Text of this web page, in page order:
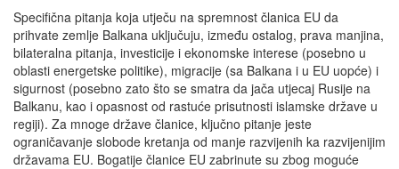
Specifična pitanja koja utječu na spremnost članica EU da
prihvate zemlje Balkana uključuju, između ostalog, prava manjina,
bilateralna pitanja, investicije i ekonomske interese (posebno u
oblasti energetske politike), migracije (sa Balkana i u EU uopće) i
sigurnost (posebno zato što se smatra da jača utjecaj Rusije na
Balkanu, kao i opasnost od rastuće prisutnosti islamske države u
regiji). Za mnoge države članice, ključno pitanje jeste
ograničavanje slobode kretanja od manje razvijenih ka razvijenijim
državama EU. Bogatije članice EU zabrinute su zbog moguće